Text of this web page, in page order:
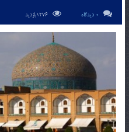
0 دیدگاه